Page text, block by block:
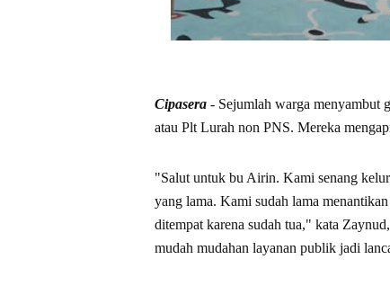
Cipasera - Sejumlah warga menyambut
atau Plt Lurah non PNS. Mereka
"Salut untuk bu Airin. Kami senang
yang lama. Kami sudah lama
ditempat karena sudah tua," kata
mudah mudahan layanan publik jadi